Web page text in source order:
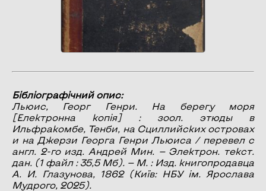
Бібліографічний опис:
Льюис, Георг Генри. На берегу моря
[Електронна копія] : зоол. этюды в
Ильфракомбе, Тенби, на Сциллийских островах
и на Джерзи Георга Генри Льюиса / перевел с
англ. 2-го изд. Андрей Мин. — Электрон. текст.
дан. (1 файл : 35,5 Мб). — М. : Изд. книгопродавца
А. И. Глазунова, 1862 (Київ: НБУ ім. Ярослава
Мудрого, 2025).